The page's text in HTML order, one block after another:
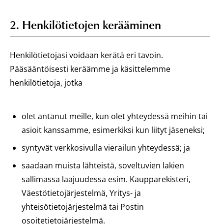
2. Henkilötietojen kerääminen
Henkilötietojasi voidaan kerätä eri tavoin.
Pääsääntöisesti keräämme ja käsittelemme
henkilötietoja, jotka
olet antanut meille, kun olet yhteydessä meihin tai
asioit kanssamme, esimerkiksi kun liityt jäseneksi;
syntyvät verkkosivulla vierailun yhteydessä; ja
saadaan muista lähteistä, soveltuvien lakien
sallimassa laajuudessa esim. Kaupparekisteri,
Väestötietojärjestelmä, Yritys- ja
yhteisötietojärjestelmä tai Postin
osoitetietojärjestelmä.